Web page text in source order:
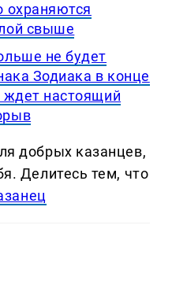
охраняются
свыше
не будет
Зодиака в конце
ждет настоящий
добрых казанцев,
Делитеcь тем, что